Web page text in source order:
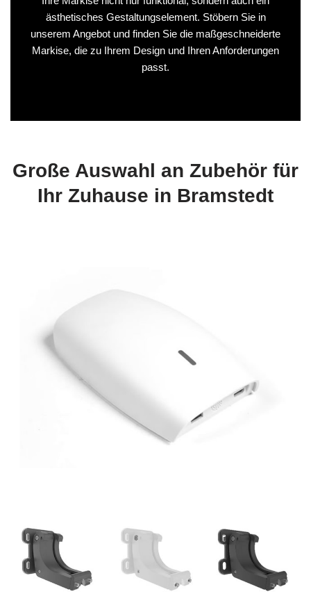
ästhetisches Gestaltungselement. Stöbern Sie in
unserem Angebot und finden Sie die maßgeschneiderte
Markise, die zu Ihrem Design und Ihren Anforderungen
passt.
Große Auswahl an Zubehör für
Ihr Zuhause in Bramstedt